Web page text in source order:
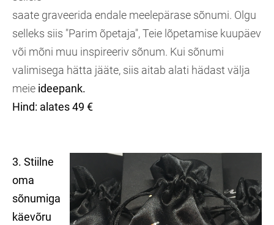
saate graveerida endale meelepärase sõnumi. Olgu
selleks siis "Parim õpetaja", Teie lõpetamise kuupäev
või mõni muu inspireeriv sõnum. Kui sõnumi
valimisega hätta jääte, siis aitab alati hädast välja
meie ideepank.
Hind: alates 49 €
3. Stiilne
oma
sõnumiga
käevõru